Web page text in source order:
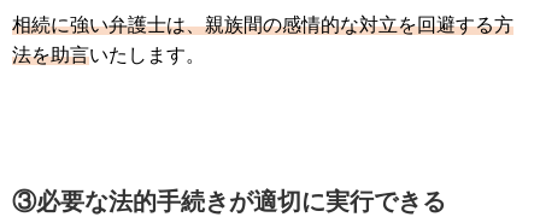
相続に強い弁護士は、親族間の感情的な対立を回避する方
法を助言いたします。
③必要な法的手続きが適切に実行できる